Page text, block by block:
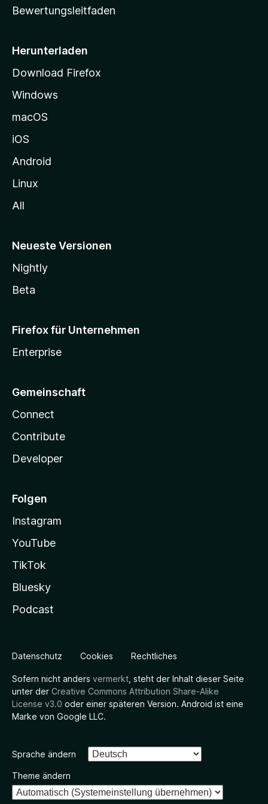
s
i
e
g
e
n
Bewertungsleitfaden
Herunterladen
Download Firefox
Windows
macOS
iOS
Android
Linux
All
Neueste Versionen
Nightly
Beta
Firefox für Unternehmen
Enterprise
Gemeinschaft
Connect
Contribute
Developer
Folgen
Instagram
YouTube
TikTok
Bluesky
Podcast
Datenschutz Cookies Rechtliches
Sofern nicht anders vermerkt , steht der Inhalt dieser Seite
unter der Creative Commons Attribution Share-Alike
License v3.0 oder einer späteren Version. Android ist eine
Marke von Google LLC.
Sprache ändern
Theme ändern